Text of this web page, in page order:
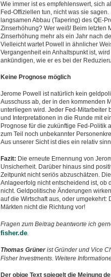
Wie immer ist es empfehlenswert, sich
Fed-Offiziellen tun, nicht was sie
langsamen Abbau (Tapering) des QE-
Zinserhöhung? Wer weiß! Beim letzten
Zinserhöhung mehr als ein Jahr nach
Vielleicht wartet Powell in ähnlicher
Vergangenheit ein Anhaltspunkt ist,
ankündigen, wie er es bei der
Keine Prognose möglich
Jerome Powell ist natürlich kein
Ausschuss ab, der in den kommenden
unterliegen wird. Jeder Fed-Mitarbeiter
und Interpretationen in die Runde mit
Prognose für die zukünftige Fed-Politik
zum Teil noch unbekannter
Aus unserer Sicht ist dies ein relativ
Fazit: Die erneute Ernennung von
Unsicherheit. Darüber hinaus sind
Zeitpunkt nicht seriös abzuschätzen.
Anlageerfolg nicht entscheidend ist, ob
nicht. Geldpolitische Änderungen
auf die Wirtschaft aus, oder
Märkten nicht die Richtung vor!
Fragen zum Beitrag beantworte ich
fisher.de.
Thomas Grünerist Gründer und Vice
Fisher Investments. Weitere
Der obige Text spiegelt die Meinung